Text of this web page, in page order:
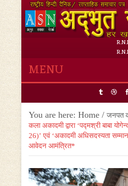
MENU
You are here: Home / जनपत
कला अकादमी द्वारा ‘पद्मश्री बाबा
26)’ एवं ‘अकादमी अधिसदस्यता
आवेदन आमंत्रित*